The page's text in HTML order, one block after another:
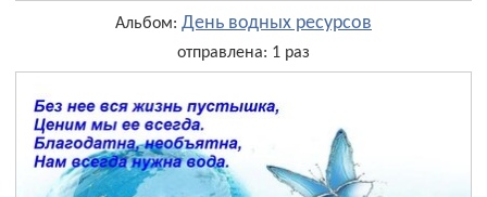
Альбом: День водных ресурсов
отправлена: 1 раз